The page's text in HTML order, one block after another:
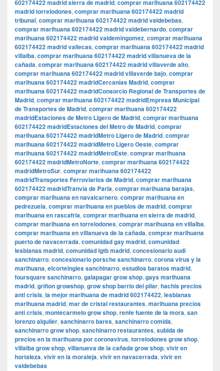
602174422 madrid sierra de madrid, comprar marihuana 602174422
madrid torrelodones, comprar marihuana 602174422 madrid
tribunal, comprar marihuana 602174422 madrid valdebebas,
comprar marihuana 602174422 madrid valdebernardo, comprar
marihuana 602174422 madrid valdemingomez, comprar marihuana
602174422 madrid vallecas, comprar marihuana 602174422 madrid
villalba, comprar marihuana 602174422 madrid villanueva de la
cañada, comprar marihuana 602174422 madrid villaverde alto,
comprar marihuana 602174422 madrid villaverde bajo, comprar
marihuana 602174422 madridCercanías Madrid, comprar
marihuana 602174422 madridConsorcio Regional de Transportes de
Madrid, comprar marihuana 602174422 madridEmpresa Municipal
de Transportes de Madrid, comprar marihuana 602174422
madridEstaciones de Metro Ligero de Madrid, comprar marihuana
602174422 madridEstaciones del Metro de Madrid, comprar
marihuana 602174422 madridMetro Ligero de Madrid, comprar
marihuana 602174422 madridMetro Ligero Oeste, comprar
marihuana 602174422 madridMetroEste, comprar marihuana
602174422 madridMetroNorte, comprar marihuana 602174422
madridMetroSur, comprar marihuana 602174422
madridTransportes Ferroviarios de Madrid, comprar marihuana
602174422 madridTranvía de Parla, comprar marihuana barajas,
comprar marihuana en navalcarnero, comprar marihuana en
pedrezuela, comprar marihuana en pueblos de madrid, comprar
marihuana en rascafria, comprar marihuana en sierra de madrid,
comprar marihuana en torrelodones, comprar marihuana en villalba,
comprar marihuana en villanueva de la cañada, comprar marihuana
puerto de navacerrada, comunidad gay madrid, comunidad
lesbianas madrid, comunidad lgtb madrid, concesionario audi
sanchinarro, concesionario porsche sanchinarro, corona virus y la
marihuana, elcorteingles sanchinarro, estudios baratos madrid,
foursquare sanchinarro, galapagar grow shop, gays marihuana
madrid, griñon growshop, grow shop barrio del pilar, hachis precios
anti crisis, la mejor marihuana de madrid 602174422, lesbianas
marihuana madrid, mar de cristal restaurantes, marihuana precios
anti crisis, montecarmelo grow shop, renfe fuente de la mora, san
lorenzo alquiler, sanchinarro bares, sanchinarro comida,
sanchinarro grow shop, sanchinarro restaurantes, subida de
precios en la marihuana por coronavirus, torrelodones grow shop,
villalba grow shop, villanueva de la cañada grow shop, vivir en
hortaleza, vivir en la moraleja, vivir en navacerrada, vivir en
valdebebas